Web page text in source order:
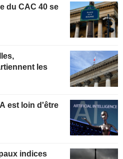
du CAC 40 se
les
est loin d'être
indices